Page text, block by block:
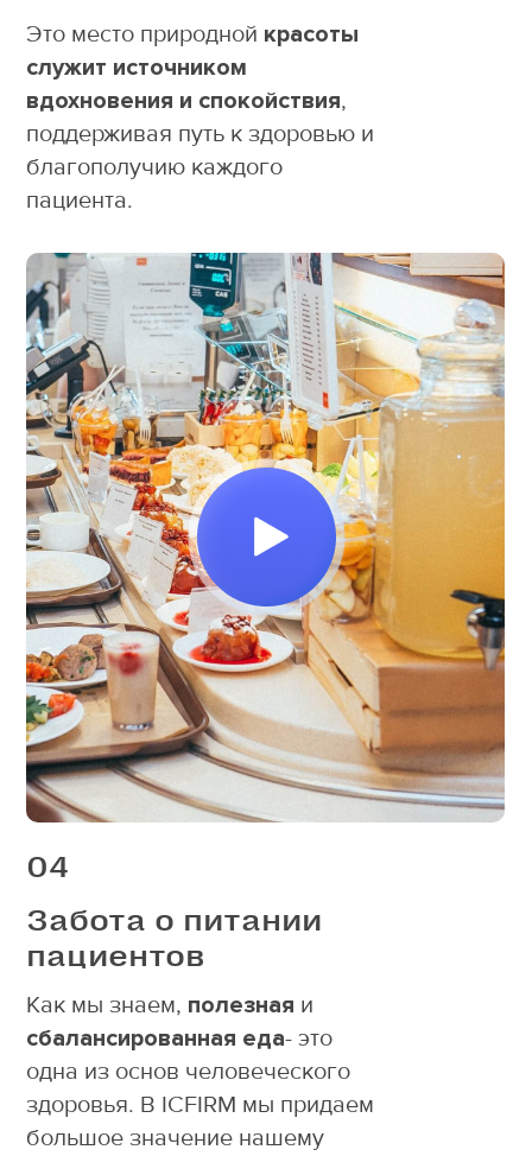
Это место природной красоты
служит источником
вдохновения и спокойствия,
поддерживая путь к здоровью и
благополучию каждого
пациента.
04
Забота о питании
пациентов
Как мы знаем, полезная и
сбалансированная еда- это
одна из основ человеческого
здоровья. В ICFIRM мы придаем
большое значение нашему